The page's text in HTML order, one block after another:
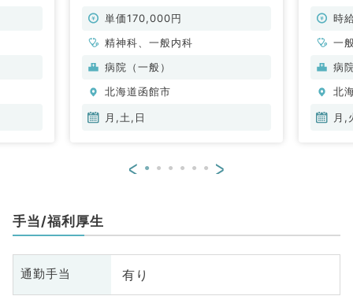
単価170,000円
精神科、一般内科
病院（一般）
北海道函館市
月,土,日
時
一
病
北
月,
< >
手当/福利厚生
通勤手当 有り